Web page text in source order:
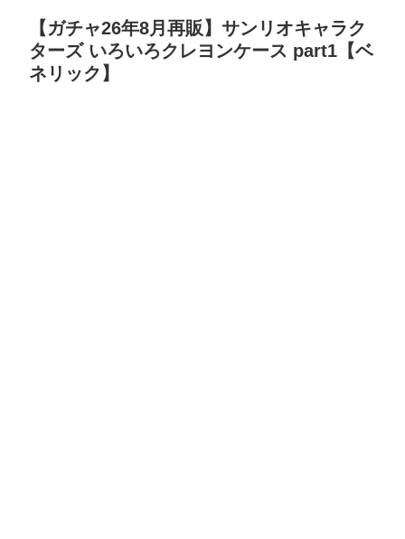
【ガチャ26年8月再販】サンリオキャラク
ターズ いろいろクレヨンケース part1【ベ
ネリック】